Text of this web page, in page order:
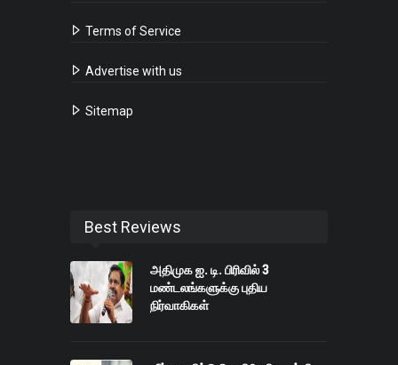
Terms of Service
Advertise with us
Sitemap
Best Reviews
அதிமுக ஐ. டி. பிரிவில் 3
மண்டலங்களுக்கு புதிய
நிர்வாகிகள்